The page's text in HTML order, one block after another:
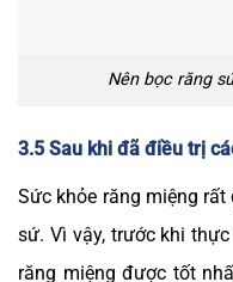
Nên bọc răng
3.5 Sau khi đã điều trị
Sức khỏe răng miệng
sứ. Vì vậy, trước khi
răng miệng được tốt